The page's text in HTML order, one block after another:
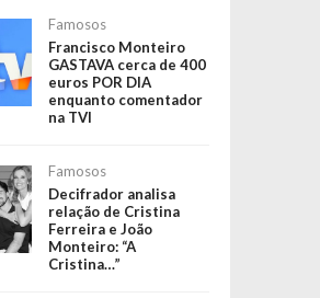
Famosos
Francisco Monteiro
GASTAVA cerca de 400
euros POR DIA
enquanto comentador
na TVI
Famosos
Decifrador analisa
relação de Cristina
Ferreira e João
Monteiro: “A
Cristina…”